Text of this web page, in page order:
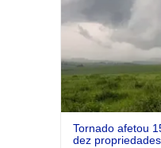
Tornado afetou
dez